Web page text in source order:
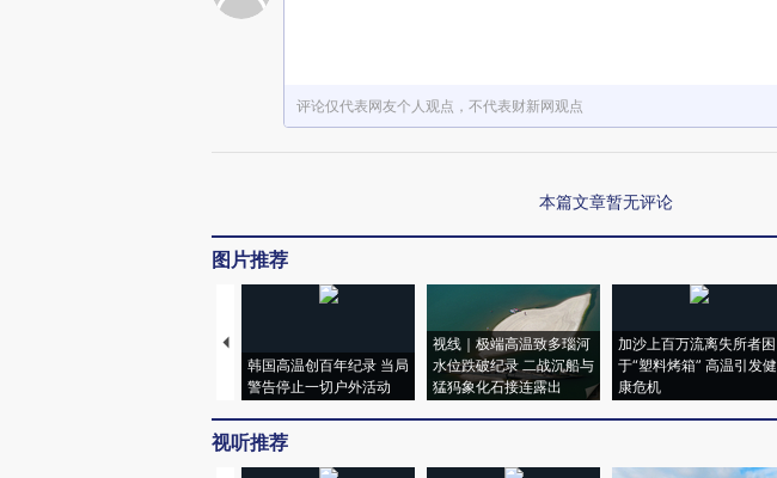
评论仅代表网友个人观点，不代表财新网观点
本篇文章暂无评论
图片推荐
韩国高温创百年纪录 当局
警告停止一切户外活动
视线｜极端高温致多瑙河
水位跌破纪录 二战沉船与
猛犸象化石接连露出
加沙上百万流离失所者困
于“塑料烤箱” 高温引发健
康危机
视听推荐